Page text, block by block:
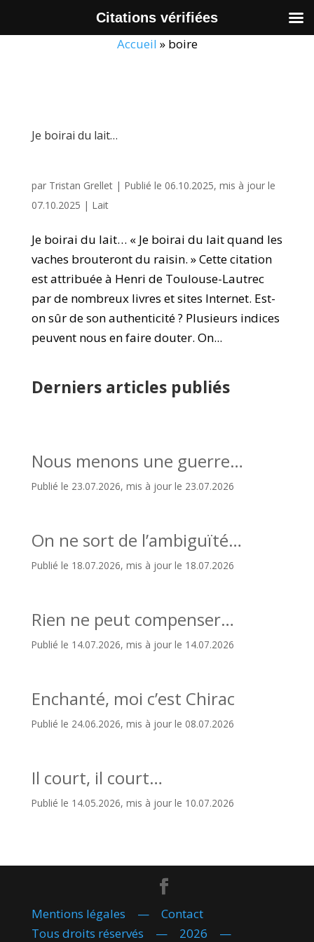
Accueil » boire
Je boirai du lait…
par Tristan Grellet| Publié le 06.10.2025, mis à jour le
07.10.2025 | Lait
Je boirai du lait… « Je boirai du lait quand les
vaches brouteront du raisin. » Cette citation
est attribuée à Henri de Toulouse-Lautrec
par de nombreux livres et sites Internet. Est-
on sûr de son authenticité ? Plusieurs indices
peuvent nous en faire douter. On...
Derniers articles publiés
Nous menons une guerre…
Publié le 23.07.2026, mis à jour le 23.07.2026
On ne sort de l’ambiguïté…
Publié le 18.07.2026, mis à jour le 18.07.2026
Rien ne peut compenser…
Publié le 14.07.2026, mis à jour le 14.07.2026
Enchanté, moi c’est Chirac
Publié le 24.06.2026, mis à jour le 08.07.2026
Il court, il court…
Publié le 14.05.2026, mis à jour le 10.07.2026
Mentions légales — Contact
Tous droits réservés — 2026 —
Citations vérifiées